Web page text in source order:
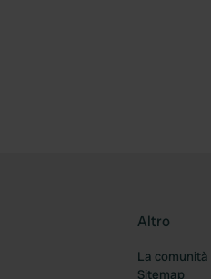
Altro
La comunità
Sitemap